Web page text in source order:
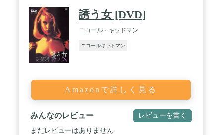
誘う女 [DVD]
ニコール・キッドマン
ニコールキッドマン
Amazonで詳しく見る
みんなのレビュー レビューを書く
まだレビューはありません